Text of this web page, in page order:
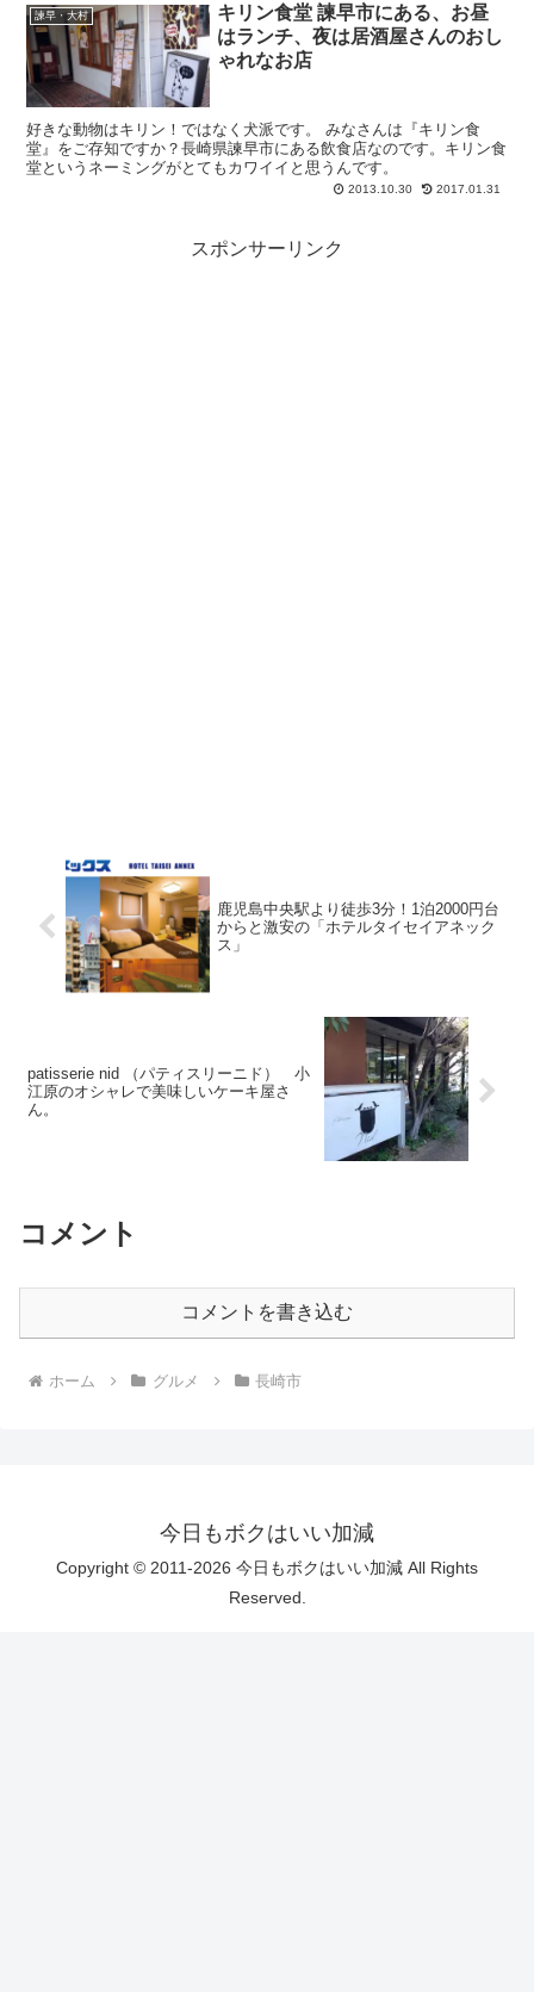
諫早・大村
キリン食堂 諫早市にある、お昼
はランチ、夜は居酒屋さんのおし
ゃれなお店
好きな動物はキリン！ではなく犬派です。 みなさんは『キリン食
堂』をご存知ですか？長崎県諫早市にある飲食店なのです。キリン食
堂というネーミングがとてもカワイイと思うんです。
2013.10.30 2017.01.31
スポンサーリンク
鹿児島中央駅より徒歩3分！1泊2000円台
からと激安の「ホテルタイセイアネック
ス」
patisserie nid （パティスリーニド） 小
江原のオシャレで美味しいケーキ屋さ
ん。
コメント
コメントを書き込む
ホーム グルメ 長崎市
今日もボクはいい加減
Copyright © 2011-2026 今日もボクはいい加減 All Rights
Reserved.